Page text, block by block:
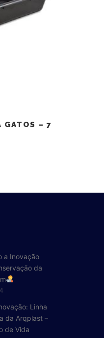
GATOS – 7
a Inovação
da
Linha
da Arqplast –
de Vida